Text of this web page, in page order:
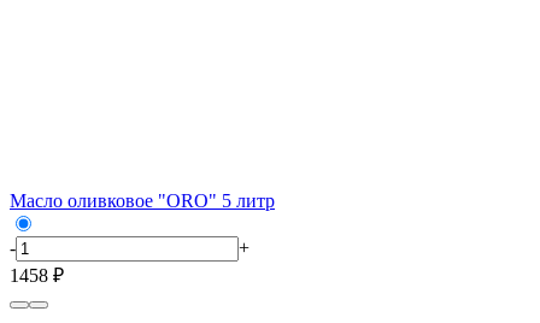
Масло оливковое "ORO" 5 литр
-
+
1458 ₽